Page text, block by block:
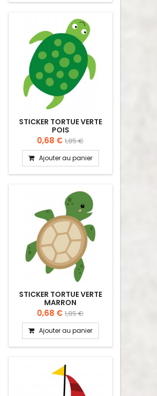
STICKER TORTUE VERTE
POIS
0,68 €1,85 €
Ajouter au panier
STICKER TORTUE VERTE
MARRON
0,68 €1,85 €
Ajouter au panier